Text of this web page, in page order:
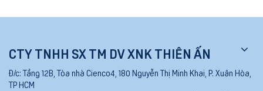
CTY TNHH SX TM DV XNK THIÊN ẤN
Đ/c:Tầng 12B, Tòa nhà Cienco4, 180 Nguyễn Thị Minh Khai, P. Xuân Hòa,
TP HCM